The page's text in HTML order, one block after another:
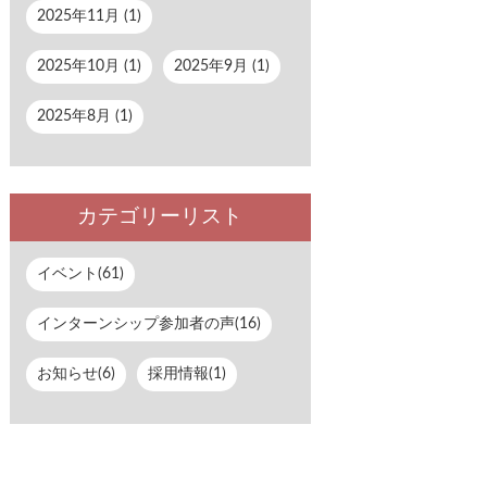
2025年11月 (1)
2025年10月 (1) 2025年9月 (1)
2025年8月 (1)
カテゴリーリスト
イベント(61)
インターンシップ参加者の声(16)
お知らせ(6) 採用情報(1)